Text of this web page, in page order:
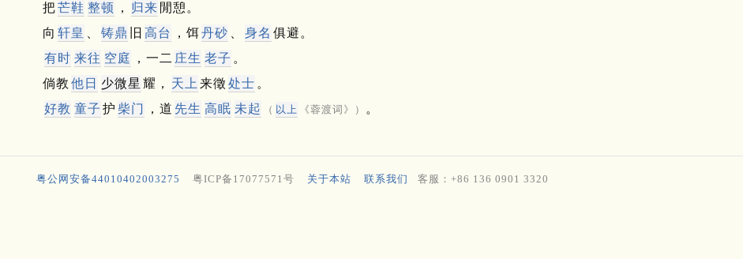
把芒鞋 整顿 ， 归来 閒憩。
向 轩皇 铸鼎 旧 高台 ，饵丹砂 身名 俱避。
有时 来往 空庭 ，一二 庄生 老子 。
倘教 他日 少微星 耀， 天上 来徵处士 。
好教 童子 护 柴门 ，道 先生 高眠 未起 （ 以上 《蓉渡词》） 。
粤公网安备44010402003275 粤ICP备17077571号 关于本站 联系我们 客服：+86 136 0901 3320